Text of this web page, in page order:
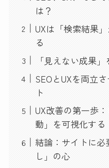
は？
UXは「検索結果
る
「見えない成果
SEOとUXを両立
ト
UX改善の第一歩
動」を可視化する
結論：サイトに必
し」の心